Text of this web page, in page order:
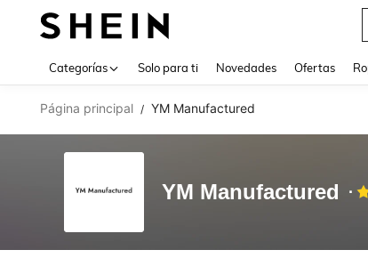
Categorías Solo para ti Novedades Ofertas
Página principal / YM Manufactured
YM Manufactured